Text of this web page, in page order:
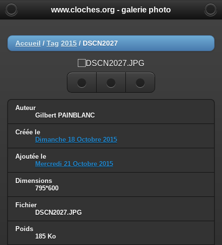
www.cloches.org - galerie photo
Accueil / Tag 2015 / DSCN2027
Auteur
Gilbert PAINBLANC
Créée le
Dimanche 18 Octobre 2015
Ajoutée le
Mercredi 21 Octobre 2015
Dimensions
795*600
Fichier
DSCN2027.JPG
Poids
185 Ko